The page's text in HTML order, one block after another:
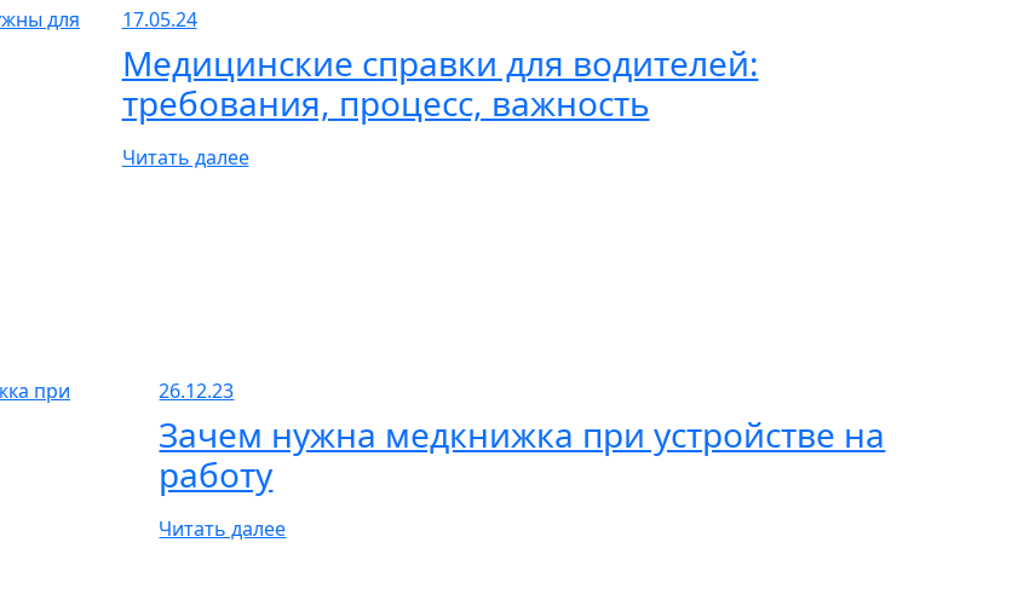
17.05.24
Медицинские справки для водителей:
требования, процесс, важность
Читать далее
26.12.23
Зачем нужна медкнижка при устройстве на
работу
Читать далее